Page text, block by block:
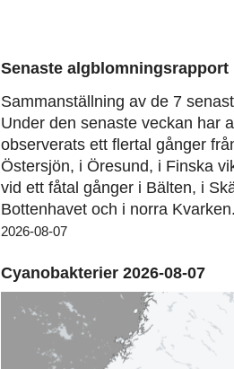
Senaste algblomningsrapport
Sammanställning av de 7
Under den senaste veckan har
observerats ett flertal gånger
Östersjön, i Öresund, i Finska
vid ett fåtal gånger i Bälten, i
Bottenhavet och i norra
2026-08-07
Cyanobakterier 2026-08-07